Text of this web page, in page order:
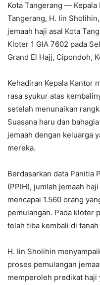
Kota Tangerang — Kepala
Tangerang, H. Iin
jemaah haji asal Kota
Kloter 1 GIA 7602 pada
Grand El Hajj, Cipondoh,
Kehadiran Kepala Kantor
rasa syukur atas
setelah menunaikan
Suasana haru dan
jemaah dengan keluarga
mereka.
Berdasarkan data Panitia
(PPIH), jumlah jemaah
mencapai 1.560 orang
pemulangan. Pada kloter
telah tiba kembali di
H. Iin Sholihin
proses pemulangan
memperoleh predikat haji